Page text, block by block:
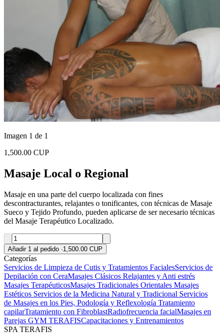
Imagen 1 de 1
1,500.00 CUP
Masaje Local o Regional
Masaje en una parte del cuerpo localizada con fines
descontracturantes, relajantes o tonificantes, con técnicas de Masaje
Sueco y Tejido Profundo, pueden aplicarse de ser necesario técnicas
del Masaje Terapéutico Localizado.
Añadir 1 al pedido ·1,500.00 CUP
Categorías
Servicios de Limpieza de Cutis y Tratamientos FacialesServicios de
Depilación con CeraMasajes Clásicos Relajantes y Anti estrés
Masajes TerapéuticosMasajes Tradicionales Orientales Masajes
Estéticos Servicios de la Medicina Natural y Tradicional Servicios
de Masajes en los Pies, Podología y Reflexología Tratamiento
capilarTratamiento con FibroblastRadiofrecuencia facialMasajes en
Parejas GYM TERAFISCapacitaciones y Entrenamientos
SPA TERAFIS